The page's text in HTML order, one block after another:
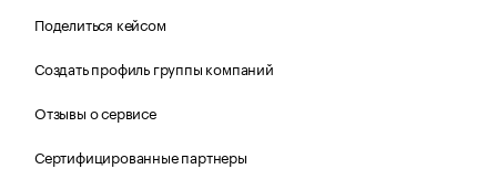
Поделиться кейсом
Создать профиль группы компаний
Отзывы о сервисе
Сертифицированные партнеры